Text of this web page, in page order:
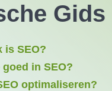
Gids
is SEO?
in SEO?
optimaliseren?